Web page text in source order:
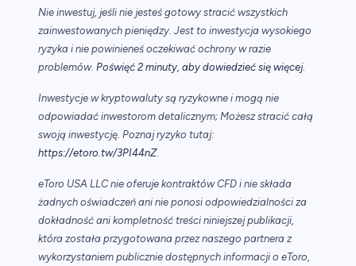
Nie inwestuj, jeśli nie jesteś gotowy stracić wszystkich
zainwestowanych pieniędzy. Jest to inwestycja wysokiego
ryzyka i nie powinieneś oczekiwać ochrony w razie
problemów. Poświęć 2 minuty, aby dowiedzieć się więcej.
Inwestycje w kryptowaluty są ryzykowne i mogą nie
odpowiadać inwestorom detalicznym; Możesz stracić całą
swoją inwestycję. Poznaj ryzyko tutaj:
https://etoro.tw/3PI44nZ.
eToro USA LLC nie oferuje kontraktów CFD i nie składa
żadnych oświadczeń ani nie ponosi odpowiedzialności za
dokładność ani kompletność treści niniejszej publikacji,
która została przygotowana przez naszego partnera z
wykorzystaniem publicznie dostępnych informacji o eToro,